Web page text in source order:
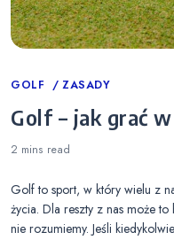
Categories
GOLF ZASADY
Golf – jak grać
2 mins read
Golf to sport, w który wielu z
życia. Dla reszty z nas może
nie rozumiemy. Jeśli